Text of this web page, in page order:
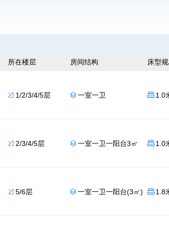
所在楼层 房间结构 床型
 1/2/3/4/5层  一室一卫  1.0
 2/3/4/5层  一室一卫一阳台3㎡  1.0
 5/6层  一室一卫一阳台(3㎡)  1.8